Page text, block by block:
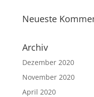
Neueste
Archiv
Dezember 2020
November 2020
April 2020